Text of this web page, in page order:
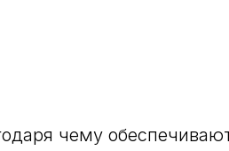
чему